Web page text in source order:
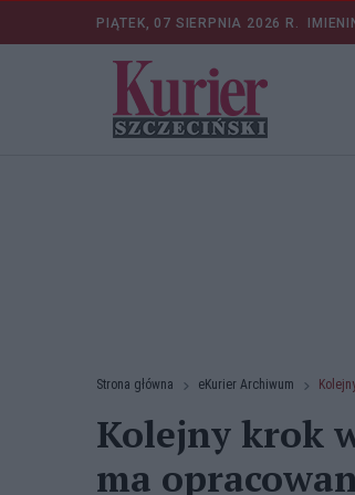
PIĄTEK, 07 SIERPNIA 2026 R.
Strona główna eKurier Archiwum
Kolejny krok
ma